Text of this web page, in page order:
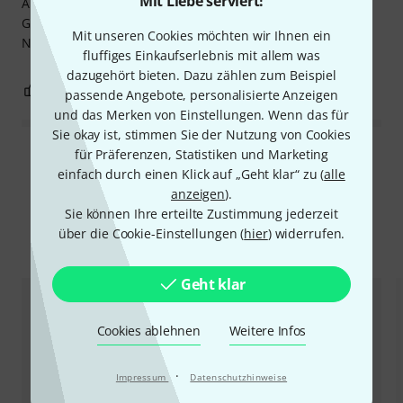
Mit unseren Cookies möchten wir Ihnen ein
fluffiges Einkaufserlebnis mit allem was
dazugehört bieten. Dazu zählen zum Beispiel
passende Angebote, personalisierte Anzeigen
und das Merken von Einstellungen. Wenn das für
Sie okay ist, stimmen Sie der Nutzung von Cookies
für Präferenzen, Statistiken und Marketing
einfach durch einen Klick auf „Geht klar“ zu (alle
anzeigen).
Sie können Ihre erteilte Zustimmung jederzeit
über die Cookie-Einstellungen (hier) widerrufen.
Geht klar
Cookies ablehnen Weitere Infos
Impressum · Datenschutzhinweise
Grundsätzlich ein sehr guter Kauf bin sehr zufrieden.
Nur zu empfehlen
0 BEWERTUNG MELDEN
Alle Bewertungen lesen
Alternativen vergleichen